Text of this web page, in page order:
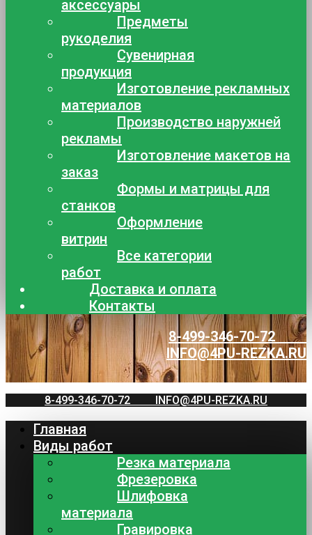
аксессуары
Предметы
рукоделия
Сувенирная
продукция
Изготовление рекламных
материалов
Производство наружней
рекламы
Изготовление макетов на
заказ
Формы и матрицы для
станков
Оформление
витрин
Все категории
работ
Доставка и оплата
Контакты
8-499-346-70-72
INFO@4PU-REZKA.RU
8-499-346-70-72 INFO@4PU-REZKA.RU
Главная
Виды работ
Резка материала
Фрезеровка
Шлифовка
материала
Гравировка